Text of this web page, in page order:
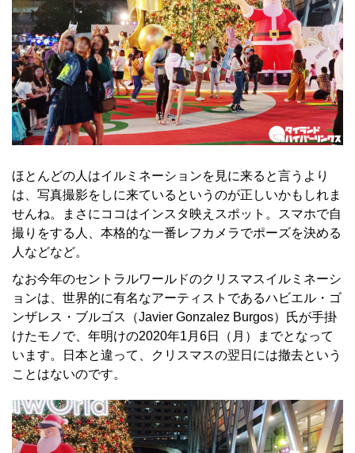
ほとんどの人はイルミネーションを見に来ると言うより
は、写真撮影をしに来ているというのが正しいかもしれま
せんね。まさにココはインスタ映えスポット。スマホで自
撮りをする人、本格的な一番レフカメラでポーズを決める
人などなど。
なお今年のセントラルワールドのクリスマスイルミネーシ
ョンは、世界的に有名なアーティストであるハビエル・ゴ
ンザレス・ブルゴス（Javier Gonzalez Burgos）氏が手掛
けたモノで、年明けの2020年1月6日（月）までとなって
います。日本と違って、クリスマスの翌日には撤去という
ことはないのです。